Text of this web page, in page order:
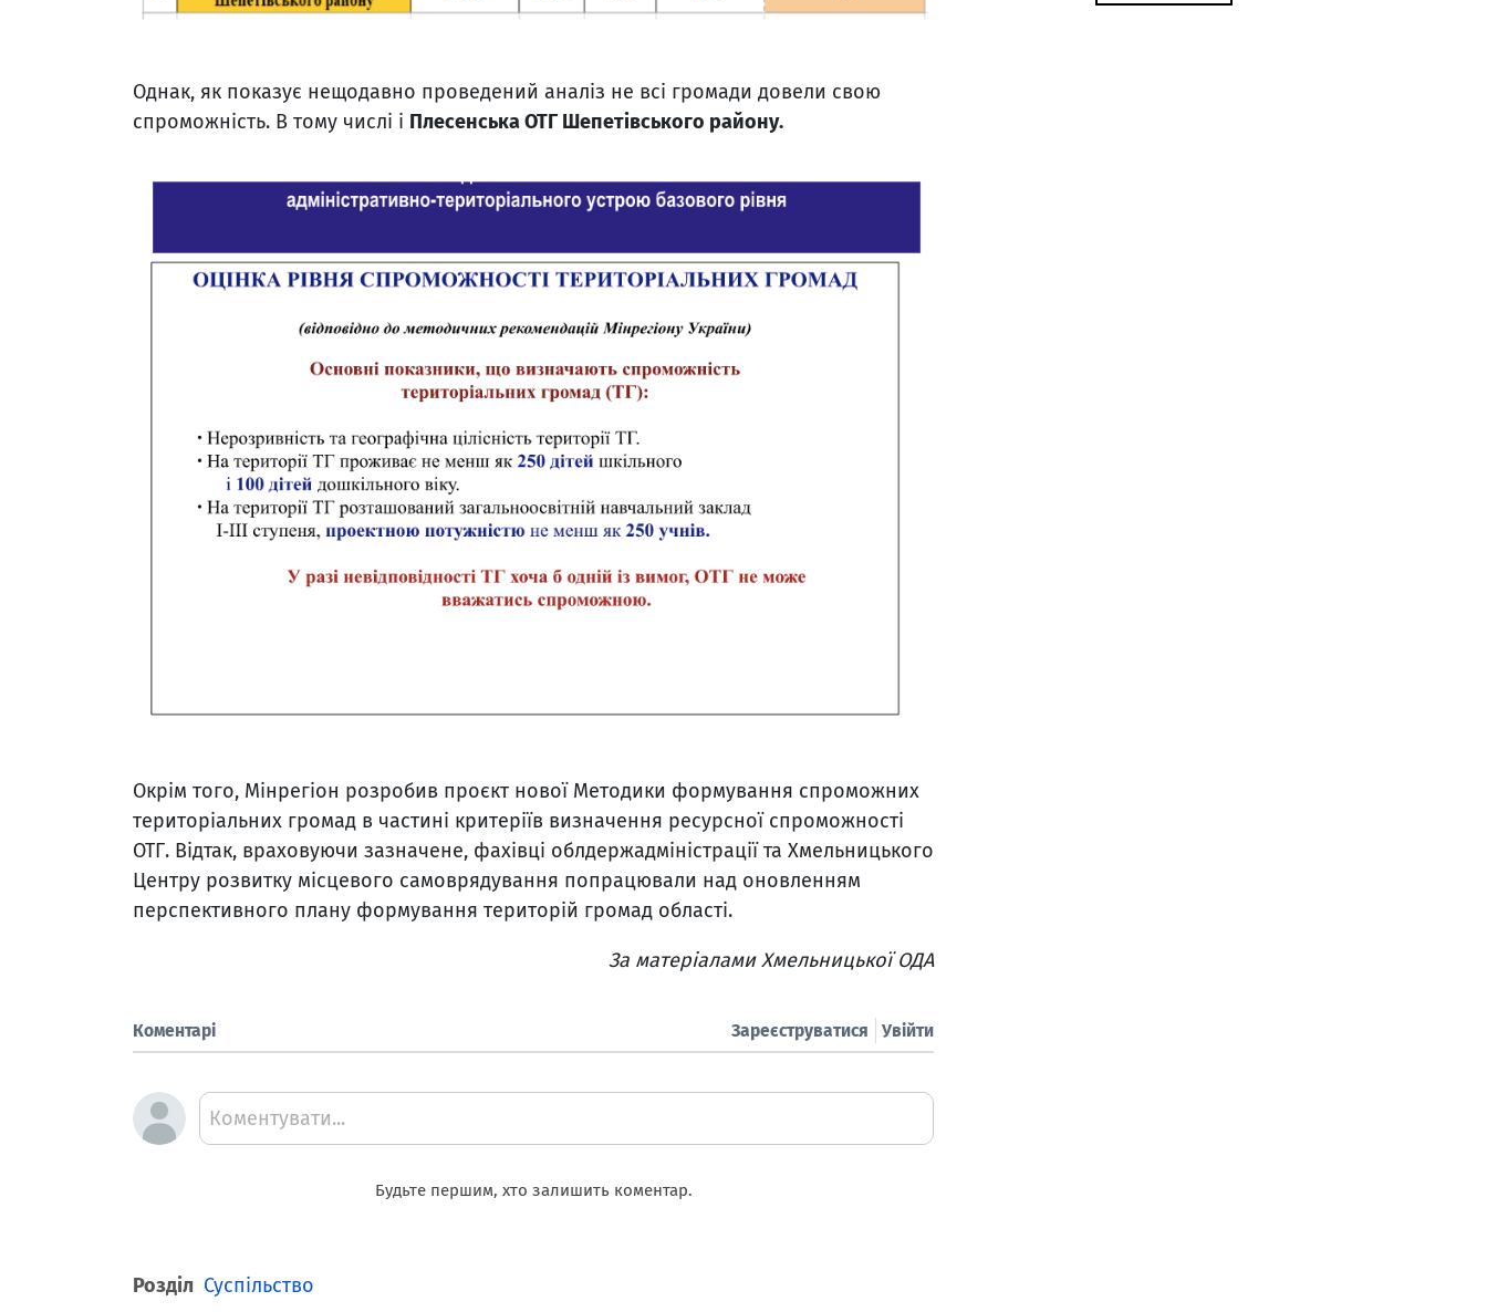
Однак, як показує нещодавно проведений аналіз не всі громади довели свою
спроможність. В тому числі і Плесенська ОТГ Шепетівського району.
Окрім того, Мінрегіон розробив проєкт нової Методики формування спроможних
територіальних громад в частині критеріїв визначення ресурсної спроможності
ОТГ. Відтак, враховуючи зазначене, фахівці облдержадміністрації та Хмельницького
Центру розвитку місцевого самоврядування попрацювали над оновленням
перспективного плану формування територій громад області.
За матеріалами Хмельницької ОДА
Коментарі Увійти
Зареєструватися
Коментувати...
Будьте першим, хто залишить коментар.
Розділ Суспільство